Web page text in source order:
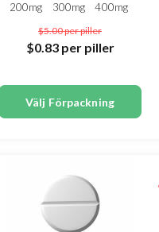
200mg 300mg 400mg
$5.00per piller
$0.83 per piller
Välj Förpackning